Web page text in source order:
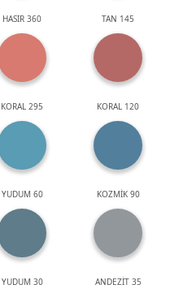
HASIR 360 TAN 145
KORAL 295 KORAL 120
YUDUM 60 KOZMİK 90
YUDUM 30 ANDEZİT 35